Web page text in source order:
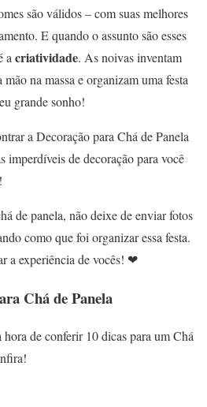
são válidos – com suas melhores
E quando o assunto são esses
a criatividade. As noivas inventam
na massa e organizam uma festa
grande sonho!
a Decoração para Chá de Panela
imperdíveis de decoração para você
de panela, não deixe de enviar fotos
como que foi organizar essa festa.
a experiência de vocês! ❤
Chá de Panela
de conferir 10 dicas para um Chá